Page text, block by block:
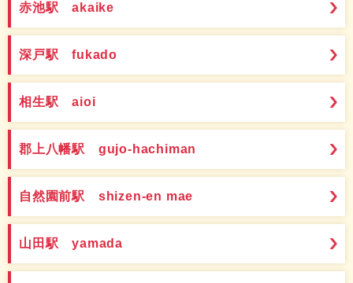
赤池駅 akaike
深戸駅 fukado
相生駅 aioi
郡上八幡駅 gujo-hachiman
自然園前駅 shizen-en mae
山田駅 yamada